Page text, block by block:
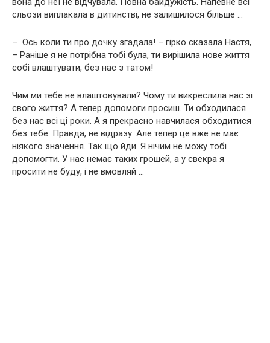
сльози виплакала в дитинстві, не залишилося більше …
– Ось коли ти про дочку згадала! – гірко сказала Настя,
– Раніше я не потрібна тобі була, ти вирішила нове життя
собі влаштувати, без нас з татом!
Чим ми тебе не влаштовували? Чому ти викреслила нас зі
свого життя? А тепер допомоги просиш. Ти обходилася
без нас всі ці роки. А я прекрасно навчилася обходитися
без тебе. Правда, не відразу. Але тепер це вже не має
ніякого значення. Так що йди. Я нічим не можу тобі
допомогти. У нас немає таких грошей, а у свекра я
просити не буду, і не вмовляй …